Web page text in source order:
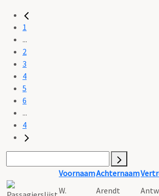
1
...
2
3
4
5
6
...
4
VoornaamAchternaam
W.
Arendt